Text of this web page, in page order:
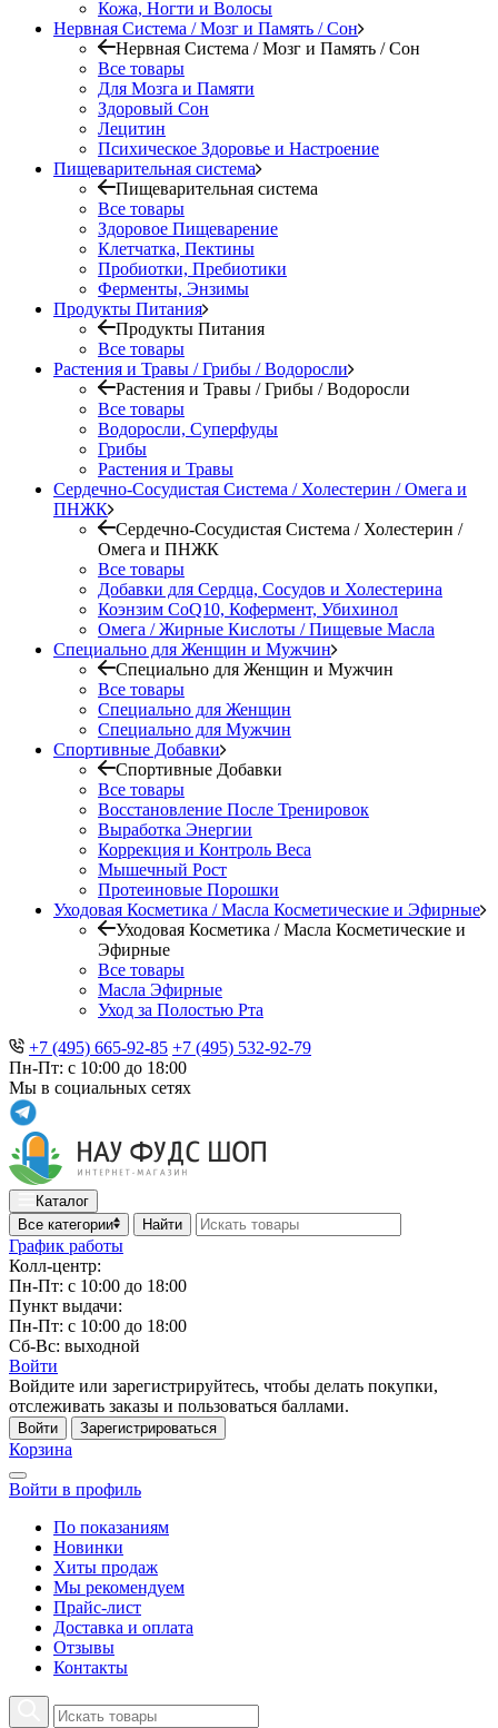
Кожа, Ногти и Волосы
Нервная Система / Мозг и Память / Сон
Нервная Система / Мозг и Память / Сон
Все товары
Для Мозга и Памяти
Здоровый Сон
Лецитин
Психическое Здоровье и Настроение
Пищеварительная система
Пищеварительная система
Все товары
Здоровое Пищеварение
Клетчатка, Пектины
Пробиотки, Пребиотики
Ферменты, Энзимы
Продукты Питания
Продукты Питания
Все товары
Растения и Травы / Грибы / Водоросли
Растения и Травы / Грибы / Водоросли
Все товары
Водоросли, Суперфуды
Грибы
Растения и Травы
Сердечно-Сосудистая Система / Холестерин / Омега и
ПНЖК
Сердечно-Сосудистая Система / Холестерин /
Омега и ПНЖК
Все товары
Добавки для Сердца, Сосудов и Холестерина
Коэнзим CoQ10, Кофермент, Убихинол
Омега / Жирные Кислоты / Пищевые Масла
Специально для Женщин и Мужчин
Специально для Женщин и Мужчин
Все товары
Специально для Женщин
Специально для Мужчин
Спортивные Добавки
Спортивные Добавки
Все товары
Восстановление После Тренировок
Выработка Энергии
Коррекция и Контроль Веса
Мышечный Рост
Протеиновые Порошки
Уходовая Косметика / Масла Косметические и Эфирные
Уходовая Косметика / Масла Косметические и
Эфирные
Все товары
Масла Эфирные
Уход за Полостью Рта
+7 (495) 665-92-85 +7 (495) 532-92-79
Пн-Пт: с 10:00 до 18:00
Мы в социальных сетях
Каталог
Все категории
Найти
График работы
Колл-центр:
Пн-Пт: с 10:00 до 18:00
Пункт выдачи:
Пн-Пт: с 10:00 до 18:00
Сб-Вс: выходной
Войти
Войдите или зарегистрируйтесь, чтобы делать покупки,
отслеживать заказы и пользоваться баллами.
Войти Зарегистрироваться
Корзина
Войти в профиль
По показаниям
Новинки
Хиты продаж
Мы рекомендуем
Прайс-лист
Доставка и оплата
Отзывы
Контакты